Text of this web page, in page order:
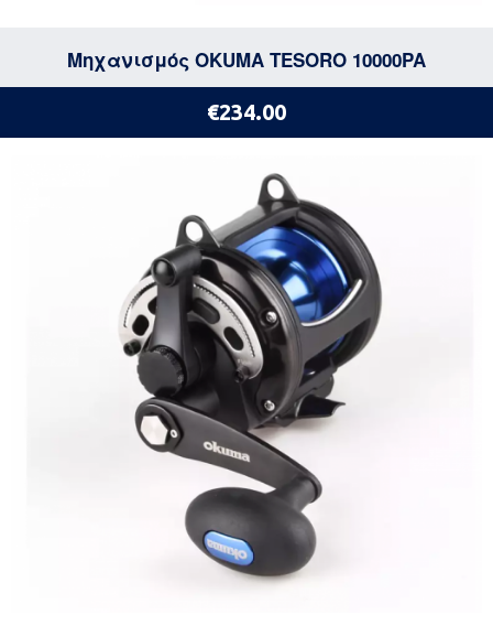
Μηχανισμός OKUMA TESORO 10000PA
€234.00